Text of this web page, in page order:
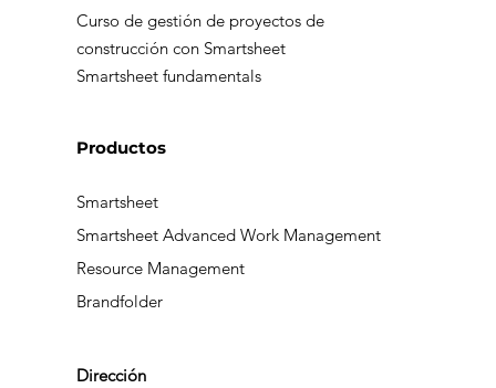
Dirección
Productos
Smartsheet
Resource Management
Brandfolder
Smartsheet Advanced Work Management
Curso de gestión de proyectos de
construcción con Smartsheet
Smartsheet fundamentals